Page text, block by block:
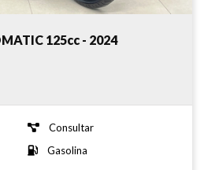
125cc - 2024
Consultar
Gasolina